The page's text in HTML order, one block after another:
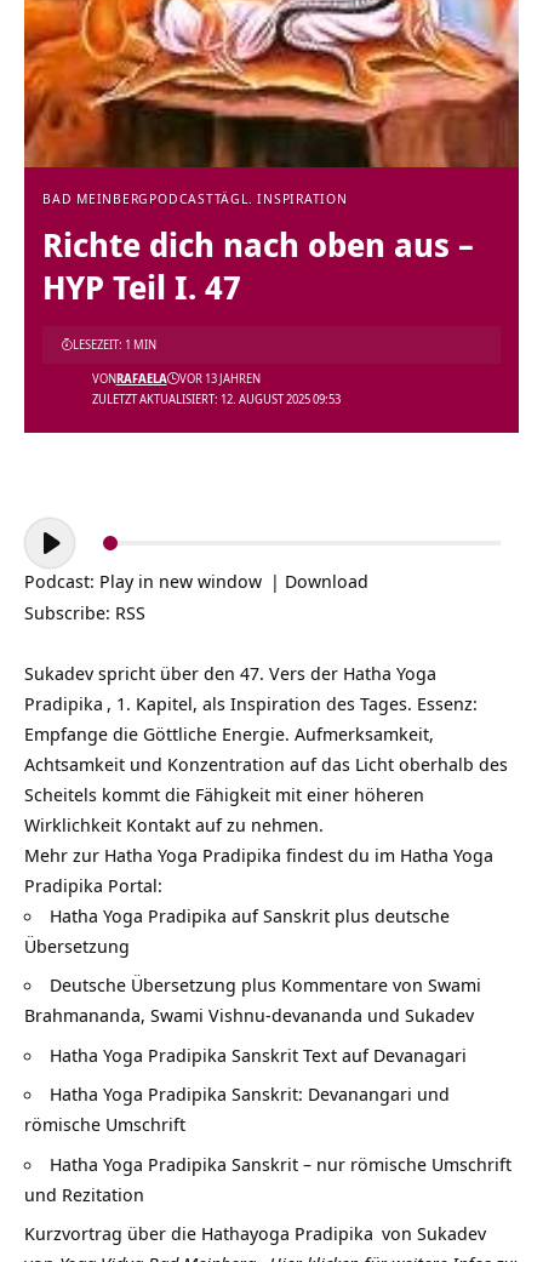
BAD MEINBERG PODCASTTÄGL. INSPIRATION
Richte dich nach oben aus –
HYP Teil I. 47
ZULETZT AKTUALISIERT: 12. AUGUST 2025 09:53
VONRAFAELA VOR 13 JAHREN
LESEZEIT: 1 MIN
Audio-
Player
Podcast: Play in new window | Download
Subscribe: RSS
Sukadev spricht über den 47. Vers der Hatha Yoga
Pradipika , 1. Kapitel, als Inspiration des Tages. Essenz:
Empfange die Göttliche Energie. Aufmerksamkeit,
Achtsamkeit und Konzentration auf das Licht oberhalb des
Scheitels kommt die Fähigkeit mit einer höheren
Wirklichkeit Kontakt auf zu nehmen.
Mehr zur Hatha Yoga Pradipika findest du im Hatha Yoga
Pradipika Portal:
Hatha Yoga Pradipika auf Sanskrit plus deutsche
Übersetzung
Deutsche Übersetzung plus Kommentare von Swami
Brahmananda, Swami Vishnu-devananda und Sukadev
Hatha Yoga Pradipika Sanskrit Text auf Devanagari
Hatha Yoga Pradipika Sanskrit: Devanangari und
römische Umschrift
Hatha Yoga Pradipika Sanskrit – nur römische Umschrift
und Rezitation
Kurzvortrag über die Hathayoga Pradipika von Sukadev